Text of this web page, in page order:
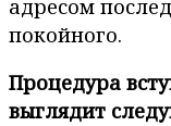
адресом
покойного.
Процедура
выглядит